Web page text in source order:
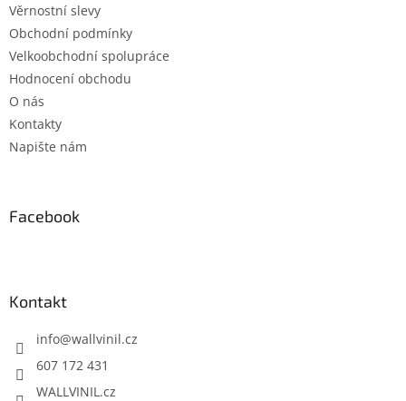
Věrnostní slevy
Obchodní podmínky
Velkoobchodní spolupráce
Hodnocení obchodu
O nás
Kontakty
Napište nám
Facebook
Kontakt
info@wallvinil.cz
607 172 431
WALLVINIL.cz